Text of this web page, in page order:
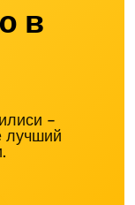
в
-
лучший